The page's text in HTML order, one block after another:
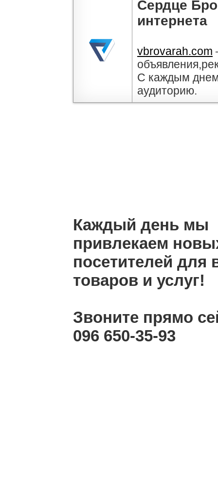
Сердце
интернета
vbrovarah.com
С каждым
аудиторию.
Каждый день мы
привлекаем
посетителей для
товаров и услуг!
Звоните прямо
096 650-35-93